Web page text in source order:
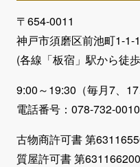
〒654-0011
神戸市須磨区前池町1-1-
(各線「板宿」駅から徒
9:00～19:30（毎月7、17
電話番号：078-732-0010
古物商許可書 第
質屋許可書 第